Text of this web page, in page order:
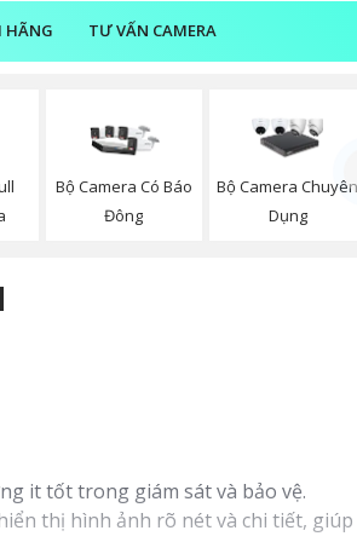
HÃNG TƯ VẤN CAMERA
Bộ Camera Có Báo
Đông
Bộ Camera Chuyên
Dụng
it tốt trong giám sát và bảo vệ.
thị hình ảnh rõ nét và chi tiết, giúp